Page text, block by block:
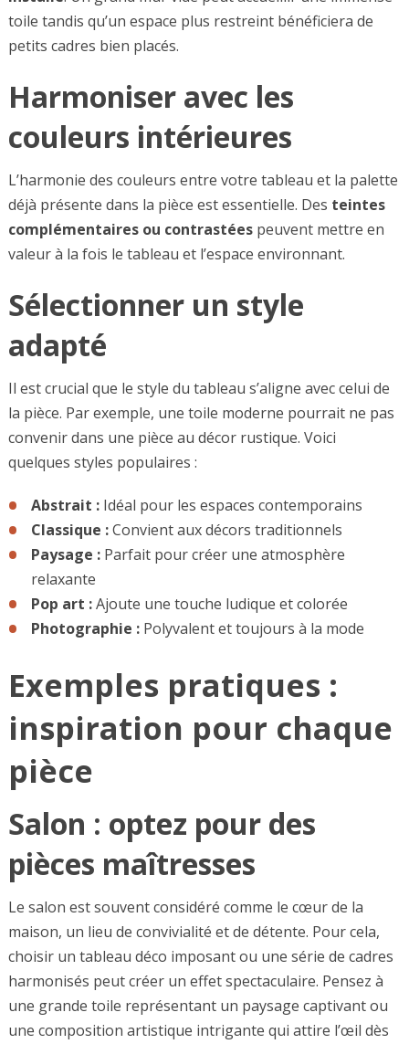
toile tandis qu’un espace plus restreint bénéficiera de
petits cadres bien placés.
Harmoniser avec les
couleurs intérieures
L’harmonie des couleurs entre votre tableau et la palette
déjà présente dans la pièce est essentielle. Des teintes
complémentaires ou contrastéespeuvent mettre en
valeur à la fois le tableau et l’espace environnant.
Sélectionner un style
adapté
Il est crucial que le style du tableau s’aligne avec celui de
la pièce. Par exemple, une toile moderne pourrait ne pas
convenir dans une pièce au décor rustique. Voici
quelques styles populaires :
Abstrait :Idéal pour les espaces contemporains
Classique :Convient aux décors traditionnels
Paysage :Parfait pour créer une atmosphère
relaxante
Pop art :Ajoute une touche ludique et colorée
Photographie :Polyvalent et toujours à la mode
Exemples pratiques :
inspiration pour chaque
pièce
Salon : optez pour des
pièces maîtresses
Le salon est souvent considéré comme le cœur de la
maison, un lieu de convivialité et de détente. Pour cela,
choisir un tableau déco imposant ou une série de cadres
harmonisés peut créer un effet spectaculaire. Pensez à
une grande toile représentant un paysage captivant ou
une composition artistique intrigante qui attire l’œil dès